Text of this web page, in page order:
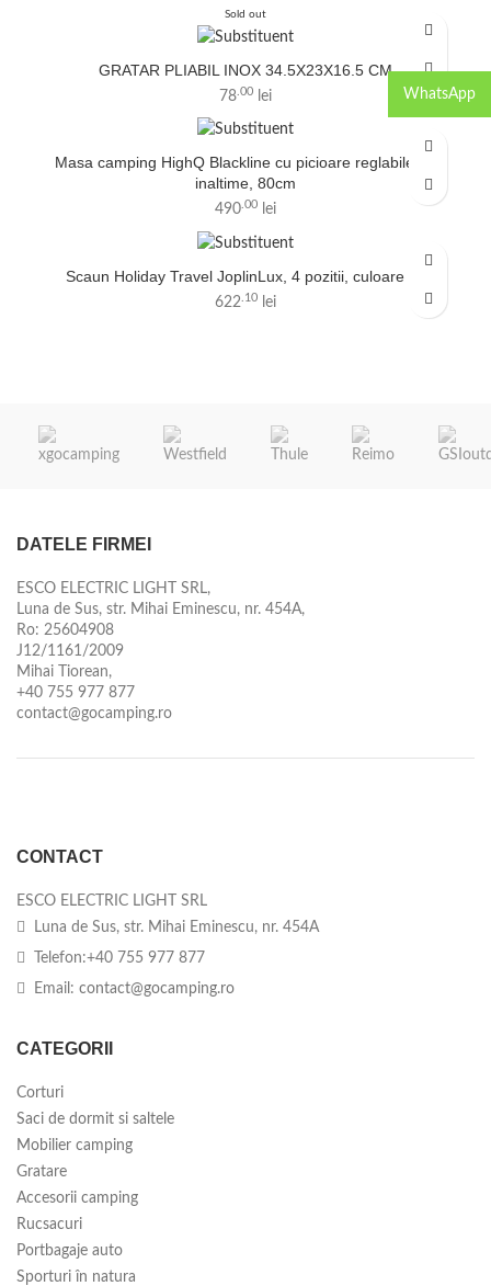
Sold out
GRATAR PLIABIL INOX 34.5X23X16.5 CM
78 .00 lei
Masa camping HighQ Blackline cu picioare reglabile pe
inaltime, 80cm
490.00 lei
Scaun Holiday Travel JoplinLux, 4 pozitii, culoare gri
622 .10 lei
DATELE FIRMEI
ESCO ELECTRIC LIGHT SRL,
Luna de Sus, str. Mihai Eminescu, nr. 454A,
Ro: 25604908
J12/1161/2009
Mihai Tiorean,
+40 755 977 877
contact@gocamping.ro
CONTACT
ESCO ELECTRIC LIGHT SRL
Luna de Sus, str. Mihai Eminescu, nr. 454A
Telefon:+40 755 977 877
Email: contact@gocamping.ro
CATEGORII
Corturi
Saci de dormit si saltele
Mobilier camping
Gratare
Accesorii camping
Rucsacuri
Portbagaje auto
Sporturi în natura
WhatsApp